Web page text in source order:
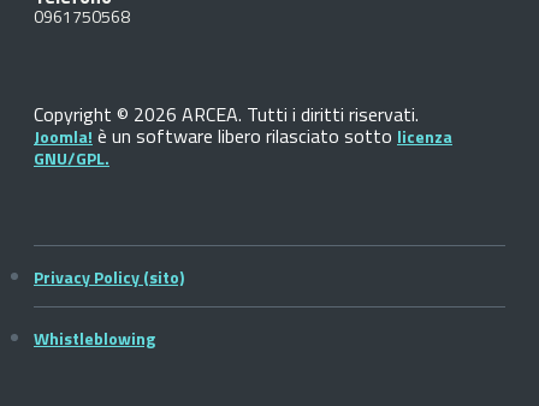
0961750568
Copyright © 2026 ARCEA. Tutti i diritti riservati.
Joomla! è un software libero rilasciato sotto licenza
GNU/GPL.
Privacy Policy (sito)
Whistleblowing